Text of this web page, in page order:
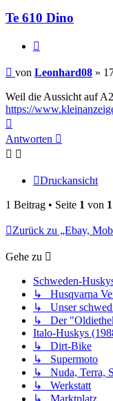
Te 610 Dino
Beitrag
von Leonhard08 »
Weil die Aussicht auf
https://
oben
Antworten
Druckansicht
1 Beitrag • Seite 1 von 1
Zurück zu „Ebay,
Gehe zu
Schweden-
↳ Husqvarna
↳ Unser
↳ Der
Italo-Huskys
↳ Dirt-Bike
↳ Supermoto
↳ Nuda, Terra,
↳ Werkstatt